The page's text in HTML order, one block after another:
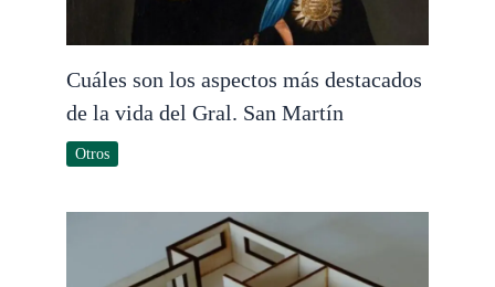
Cuáles son los aspectos más destacados
de la vida del Gral. San Martín
Otros